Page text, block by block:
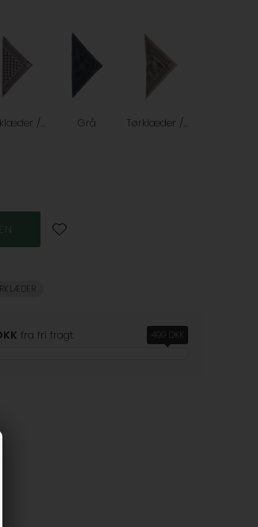
Tørklæder / Halstørklæder / Hvid Grå Tørklæder / Halstørklæder / Brun
fra fri fragt 499 DKK